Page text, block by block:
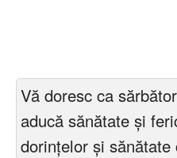
Vă doresc ca
aducă sănătate şi
dorinţelor şi sănătate